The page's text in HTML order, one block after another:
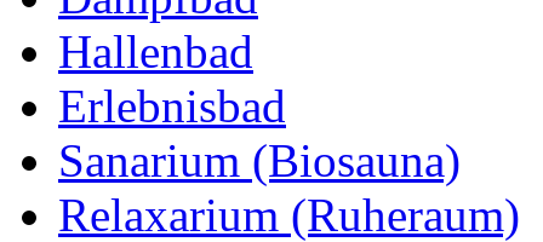
Hallenbad
Erlebnisbad
Sanarium (Biosauna)
Relaxarium (Ruheraum)